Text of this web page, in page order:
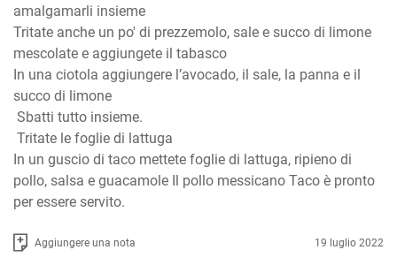
amalgamarli insieme
Tritate anche un po' di prezzemolo, sale e succo di limone
mescolate e aggiungete il tabasco
In una ciotola aggiungere l’avocado, il sale, la panna e il
succo di limone
In un guscio di taco mettete foglie di lattuga, ripieno di
pollo, salsa e guacamole Il pollo messicano Taco è pronto
per essere servito.
Aggiungere una nota 19 luglio 2022